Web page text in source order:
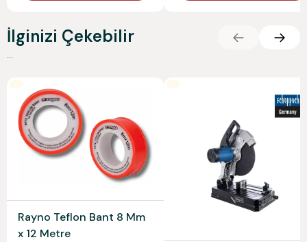
İlginizi Çekebilir
...
Rayno Teflon Bant 8 Mm
x 12 Metre